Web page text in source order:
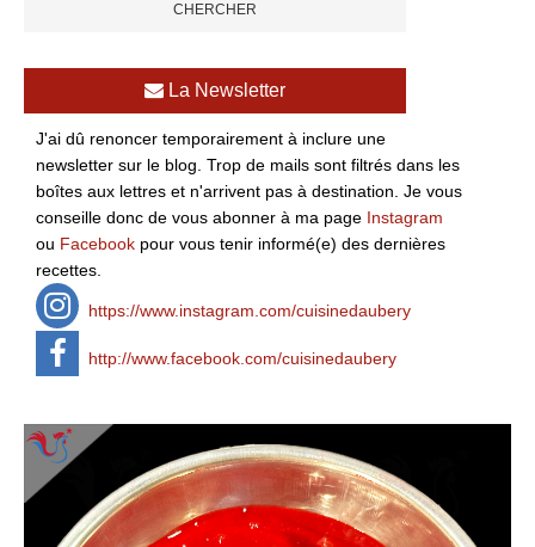
La Newsletter
J'ai dû renoncer temporairement à inclure une
newsletter sur le blog. Trop de mails sont filtrés dans les
boîtes aux lettres et n'arrivent pas à destination. Je vous
conseille donc de vous abonner à ma page Instagram
ou Facebook pour vous tenir informé(e) des dernières
recettes.
https://www.instagram.com/cuisinedaubery
http://www.facebook.com/cuisinedaubery